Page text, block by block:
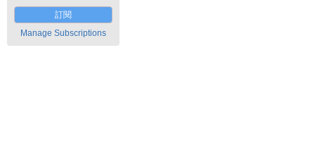
訂閱
Manage Subscriptions